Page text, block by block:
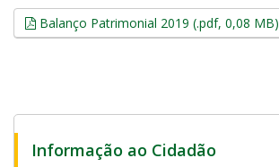
Balanço Patrimonial 2019 (.pdf, 0,08 MB)
Informação ao Cidadão